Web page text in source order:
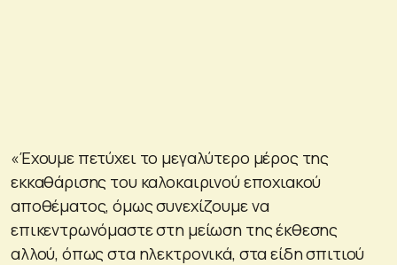
«Έχουμε πετύχει το μεγαλύτερο μέρος της
εκκαθάρισης του καλοκαιρινού εποχιακού
αποθέματος, όμως συνεχίζουμε να
επικεντρωνόμαστε στη μείωση της έκθεσης
αλλού, όπως στα ηλεκτρονικά, στα είδη σπιτιού